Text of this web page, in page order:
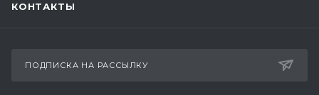
КОНТАКТЫ
ПОДПИСКА НА РАССЫЛКУ